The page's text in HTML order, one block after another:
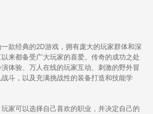
款经典的2D游戏，拥有庞大的玩家群体和深
来都备受广大玩家的喜爱。传奇的成功之处
体验、万人在线的玩家互动、刺激的野外冒
斗，以及充满挑战性的装备打造和技能学
家可以选择自己喜欢的职业，并决定自己的